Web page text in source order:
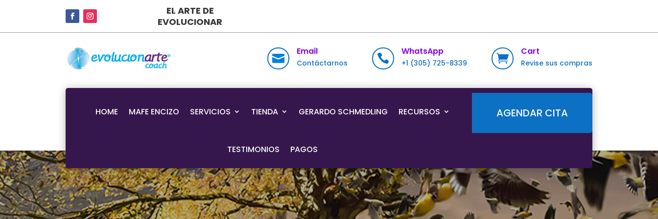
EL ARTE DE
EVOLUCIONAR

Email
Contáctarnos 
WhatsApp
+1 (305) 725-8339 
Cart
Revise sus compras
HOME MAFE ENCIZO SERVICIOS TIENDA GERARDO SCHMEDLING RECURSOS
TESTIMONIOS PAGOS
AGENDAR CITA